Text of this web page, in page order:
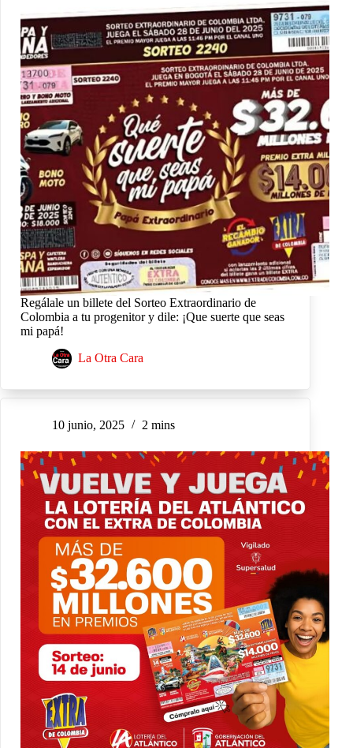
Regálale un billete del Sorteo Extraordinario de
Colombia a tu progenitor y dile: ¡Que suerte que seas
mi papá!
La Otra Cara
10 junio, 2025 2 mins